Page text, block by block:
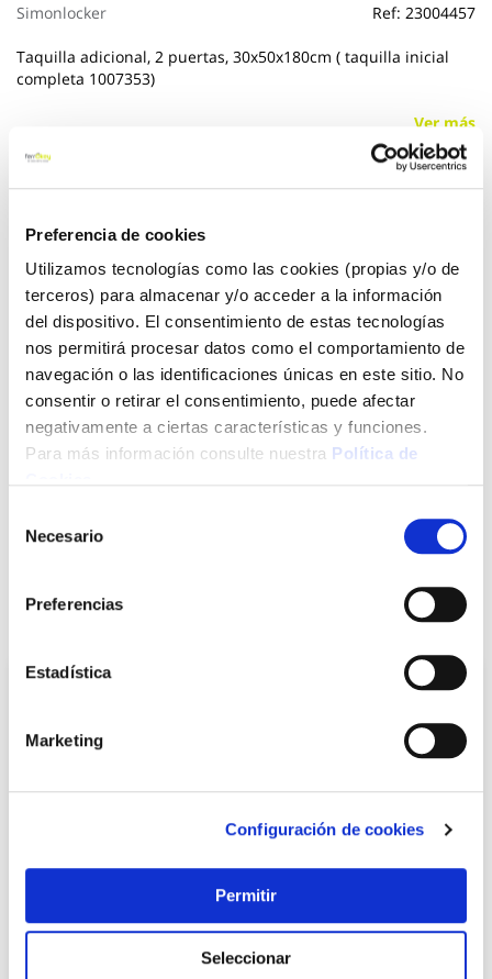
Preferencia de cookies
Utilizamos tecnologías como las cookies (propias y/o de
terceros) para almacenar y/o acceder a la información
del dispositivo. El consentimiento de estas tecnologías
nos permitirá procesar datos como el comportamiento de
navegación o las identificaciones únicas en este sitio. No
consentir o retirar el consentimiento, puede afectar
negativamente a ciertas características y funciones.
Para más información consulte nuestra Política de
Necesario
Preferencias
Estadística
Marketing
Configuración de cookies
Permitir
Seleccionar
Simonlocker Ref: 23004457
Taquilla adicional, 2 puertas, 30x50x180cm ( taquilla inicial
completa 1007353)
Ver más
115,00 €
Añadir al carrito
Click&Collect - Recogida gratis
en nuestras tiendas
Envío a domicilio:
5 días hábiles
x 43,8 cm gris terry